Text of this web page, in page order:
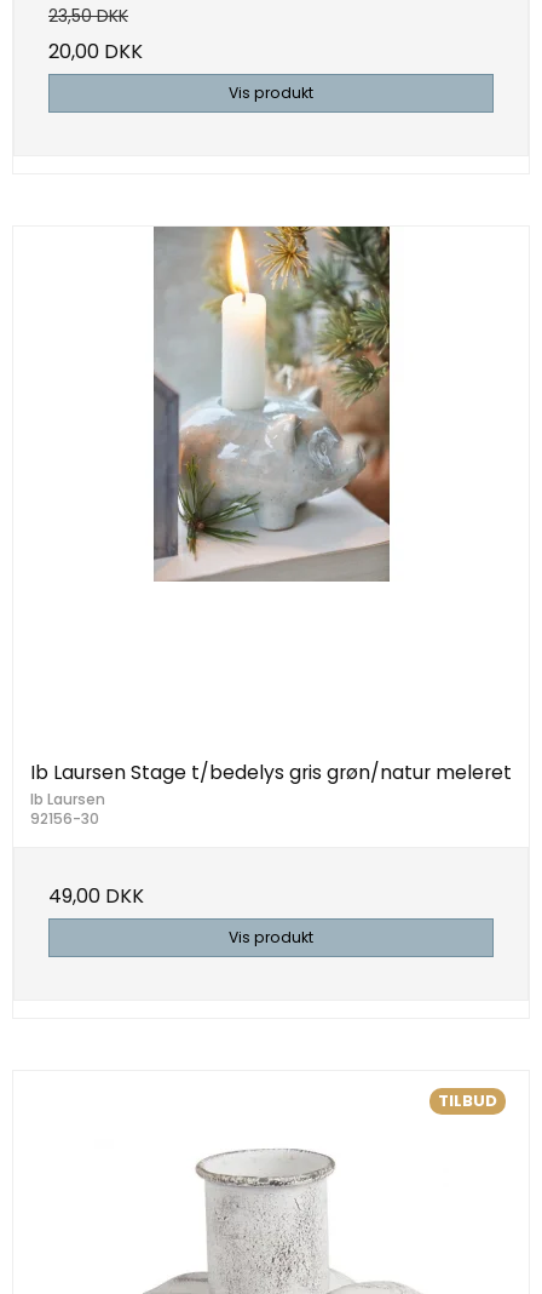
23,50 DKK
20,00 DKK
Vis produkt
Ib Laursen Stage t/bedelys gris grøn/natur meleret
Ib Laursen
92156-30
49,00 DKK
Vis produkt
TILBUD